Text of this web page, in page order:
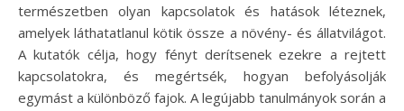
természetben olyan kapcsolatok és hatások léteznek,
amelyek láthatatlanul kötik össze a növény- és állatvilágot.
A kutatók célja, hogy fényt derítsenek ezekre a rejtett
kapcsolatokra, és megértsék, hogyan befolyásolják
egymást a különböző fajok. A legújabb tanulmányok során a